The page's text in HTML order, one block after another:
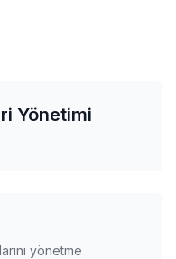
Yönetimi
yönetme